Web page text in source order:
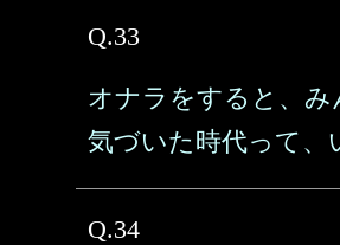
Q.33
オナラをすると、み
気づいた時代って、
Q.34